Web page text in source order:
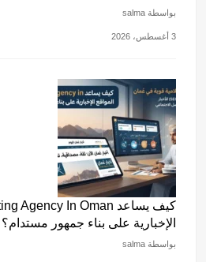
بواسطة salma
3 أغسطس، 2026
الإخبارية على بناء جمهور مستدام؟
بواسطة salma